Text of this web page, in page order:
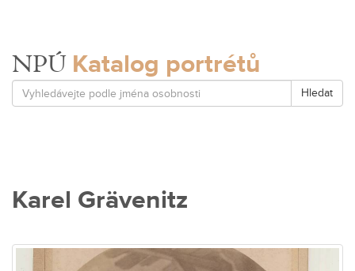
NPÚ Katalog portrétů
Hledat
Karel Grävenitz